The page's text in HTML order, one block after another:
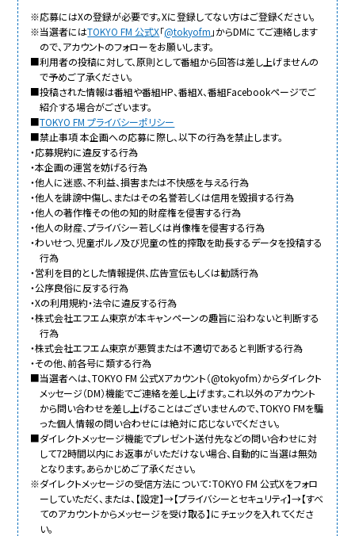
※応募にはXの登録が必要です。Xに登録してない方はご登録ください。
※当選者にはTOKYO FM 公式X「@tokyofm 」からDMにてご連絡します
ので、アカウントのフォローをお願いします。
■利用者の投稿に対して、原則として番組から回答は差し上げませんの
で予めご了承ください。
■投稿された情報は番組や番組HP、番組X、番組Facebookページでご
紹介する場合がございます。
■TOKYO FM プライバシーポリシー
■禁止事項 本企画への応募に際し、以下の行為を禁止します。
・応募規約に違反する行為
・本企画の運営を妨げる行為
・他人に迷惑、不利益、損害または不快感を与える行為
・他人を誹謗中傷し、またはその名誉若しくは信用を毀損する行為
・他人の著作権その他の知的財産権を侵害する行為
・他人の財産、プライバシー若しくは肖像権を侵害する行為
・わいせつ、児童ポルノ及び児童の性的搾取を助長するデータを投稿する
行為
・営利を目的とした情報提供、広告宣伝もしくは勧誘行為
・公序良俗に反する行為
・Xの利用規約・法令に違反する行為
・株式会社エフエム東京が本キャンペーンの趣旨に沿わないと判断する
行為
・株式会社エフエム東京が悪質または不適切であると判断する行為
・その他、前各号に類する行為
■当選者へは、TOKYO FM 公式Xアカウント（@tokyofm）からダイレクト
メッセージ（DM）機能でご連絡を差し上げます。これ以外のアカウント
から問い合わせを差し上げることはございませんので、TOKYO FMを騙
った個人情報の問い合わせには絶対に応じないでください。
■ダイレクトメッセージ機能でプレゼント送付先などの問い合わせに対
して72時間以内にお返事がいただけない場合、自動的に当選は無効
となります。あらかじめご了承ください。
※ダイレクトメッセージの受信方法について：TOKYO FM 公式Xをフォロ
ーしていただく、または、【設定】→【プライバシーとセキュリティ】→【すべ
てのアカウントからメッセージを受け取る】にチェックを入れてくださ
い。